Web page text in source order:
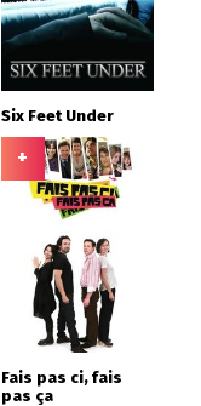
Six Feet Under
+
Fais pas ci, fais
pas ça